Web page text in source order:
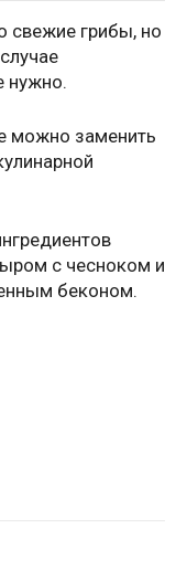
свежие грибы, но
нужно.
можно заменить
с чесноком и
беконом.